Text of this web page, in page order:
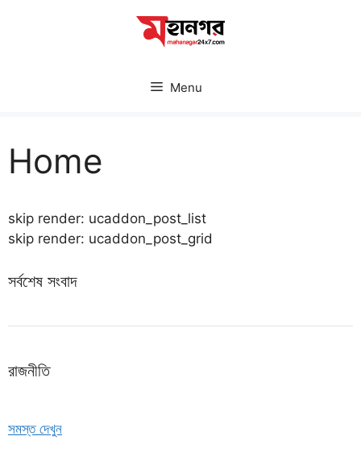
Menu
Home
skip render: ucaddon_post_list
skip render: ucaddon_post_grid
সর্বশেষ সংবাদ
রাজনীতি
সমস্ত দেখুন